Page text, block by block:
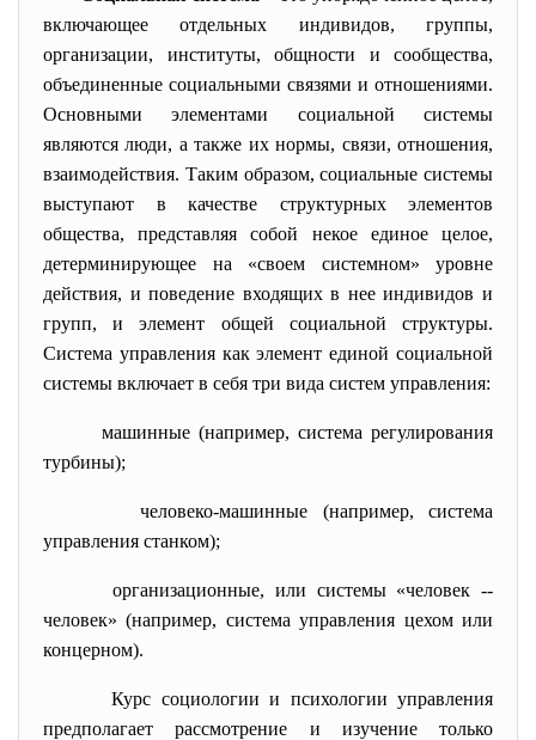
включающее отдельных индивидов, группы,
организации, институты, общности и сообщества,
объединенные социальными связями и отношениями.
Основными элементами социальной системы
являются люди, а также их нормы, связи, отношения,
взаимодействия. Таким образом, социальные системы
выступают в качестве структурных элементов
общества, представляя собой некое единое целое,
детерминирующее на «своем системном» уровне
действия, и поведение входящих в нее индивидов и
групп, и элемент общей социальной структуры.
Система управления как элемент единой социальной
системы включает в себя три вида систем управления:
машинные (например, система регулирования
турбины);
человеко-машинные (например, система
управления станком);
организационные, или системы «человек --
человек» (например, система управления цехом или
концерном).
Курс социологии и психологии управления
предполагает рассмотрение и изучение только